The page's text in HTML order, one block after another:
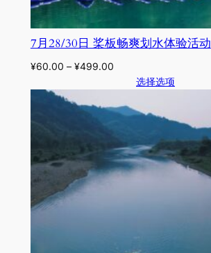
7月28/30日 桨板畅爽划水体验活动
¥60.00 – ¥499.00
选择选项